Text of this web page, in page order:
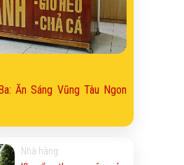
Ăn Sáng Vũng Tàu Ngon
Nhà hàng